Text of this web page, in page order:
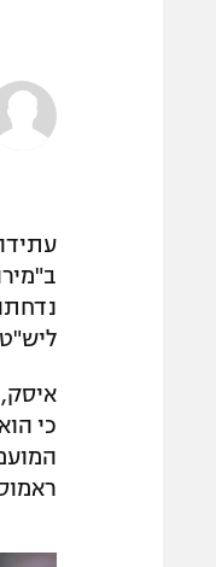
ליש"ט
כי